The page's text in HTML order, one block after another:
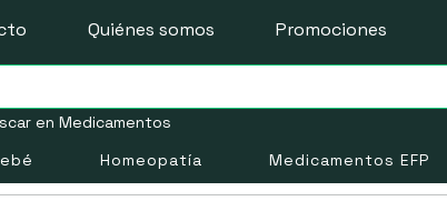
en Medicamentos
Quiénes somos Promociones
Homeopatía Medicamentos EFP